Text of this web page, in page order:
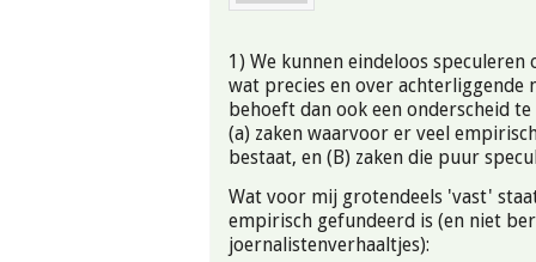
1) We kunnen eindeloos speculeren
wat precies en over
behoeft dan ook een onderscheid
(a) zaken waarvoor er veel
bestaat, en (B) zaken die puur
Wat voor mij grotendeels 'vast'
empirisch gefundeerd is (en niet
joernalistenverhaaltjes):